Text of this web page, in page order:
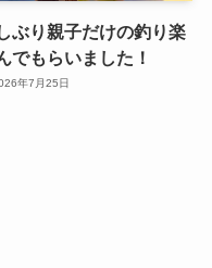
ぶり親子だけの釣り楽
でもらいました！
年7月25日